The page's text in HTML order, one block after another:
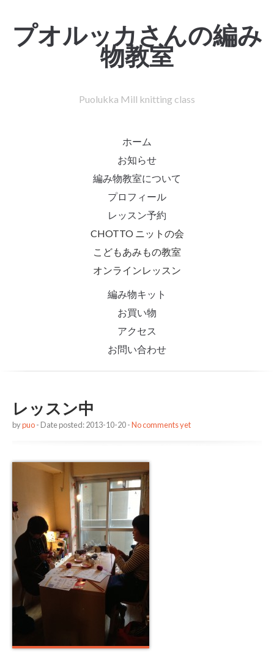
プオルッカさんの編み
物教室
Puolukka Mill knitting class
ホーム
お知らせ
編み物教室について
プロフィール
レッスン予約
CHOTTO ニットの会
こどもあみもの教室
オンラインレッスン
編み物キット
お買い物
アクセス
お問い合わせ
レッスン中
bypuo- Date posted: 2013-10-20 -No comments yet